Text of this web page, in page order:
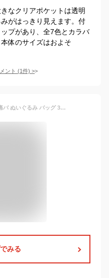
なクリアポケットは透明
がはっきり見えます。付
プがあり、全7色とカラバ
体のサイズはおよそ
ント (1件) >
★P10倍販売中 即納 痛バッグ 痛バ ぬいぐるみ バッグ 3WAY リュック 推し活 透明 クリアバッグ ショルダーバッグ ぬいバッグ ぬいポーチ 大きめ かわいい 斜めがけ 持ち運び 普段使い おしゃれ 大容量 鞄 ファスナー付き プレゼント 女子 学生 オタク イベント
みる